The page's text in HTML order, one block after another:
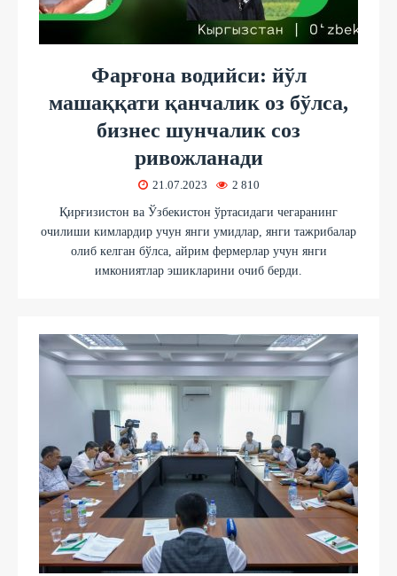
Фарғона водийси: йўл
машаққати қанчалик оз бўлса,
бизнес шунчалик соз
ривожланади
21.07.2023 2 810
Қирғизистон ва Ўзбекистон ўртасидаги чегаранинг
очилиши кимлардир учун янги умидлар, янги тажрибалар
олиб келган бўлса, айрим фермерлар учун янги
имкониятлар эшикларини очиб берди.